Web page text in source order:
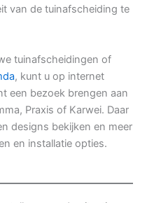
van de tuinafscheiding te
tuinafscheidingen of
, kunt u op internet
een bezoek brengen aan
Praxis of Karwei. Daar
designs bekijken en meer
en installatie opties.